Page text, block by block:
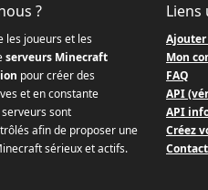
?
les joueurs et les
serveurs Minecraft
pour créer des
et en constante
sont
afin de proposer une
sérieux et actifs.
Liens
Mon
FAQ
API
API
Créez
Contact